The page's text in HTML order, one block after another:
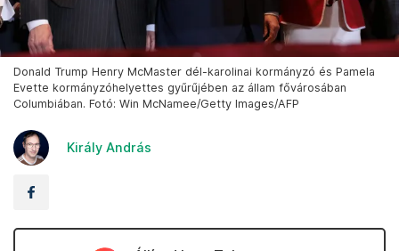
Donald Trump Henry McMaster dél-karolinai kormányzó és Pamela
Evette kormányzóhelyettes gyűrűjében az állam fővárosában
Columbiában. Fotó: Win McNamee/Getty Images/AFP
Király András